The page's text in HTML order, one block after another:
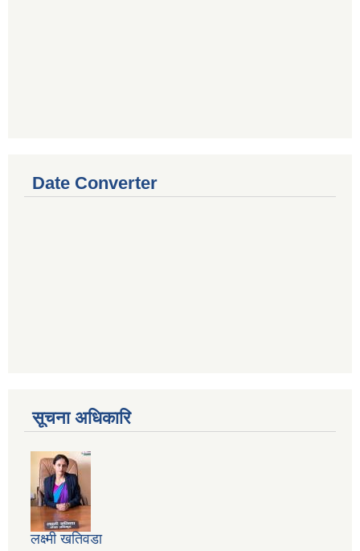
Date Converter
सूचना अधिकारि
लक्ष्मी खतिवडा